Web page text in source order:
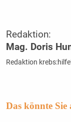
Redaktion:
Mag. Doris
Redaktion
Das könnte Sie